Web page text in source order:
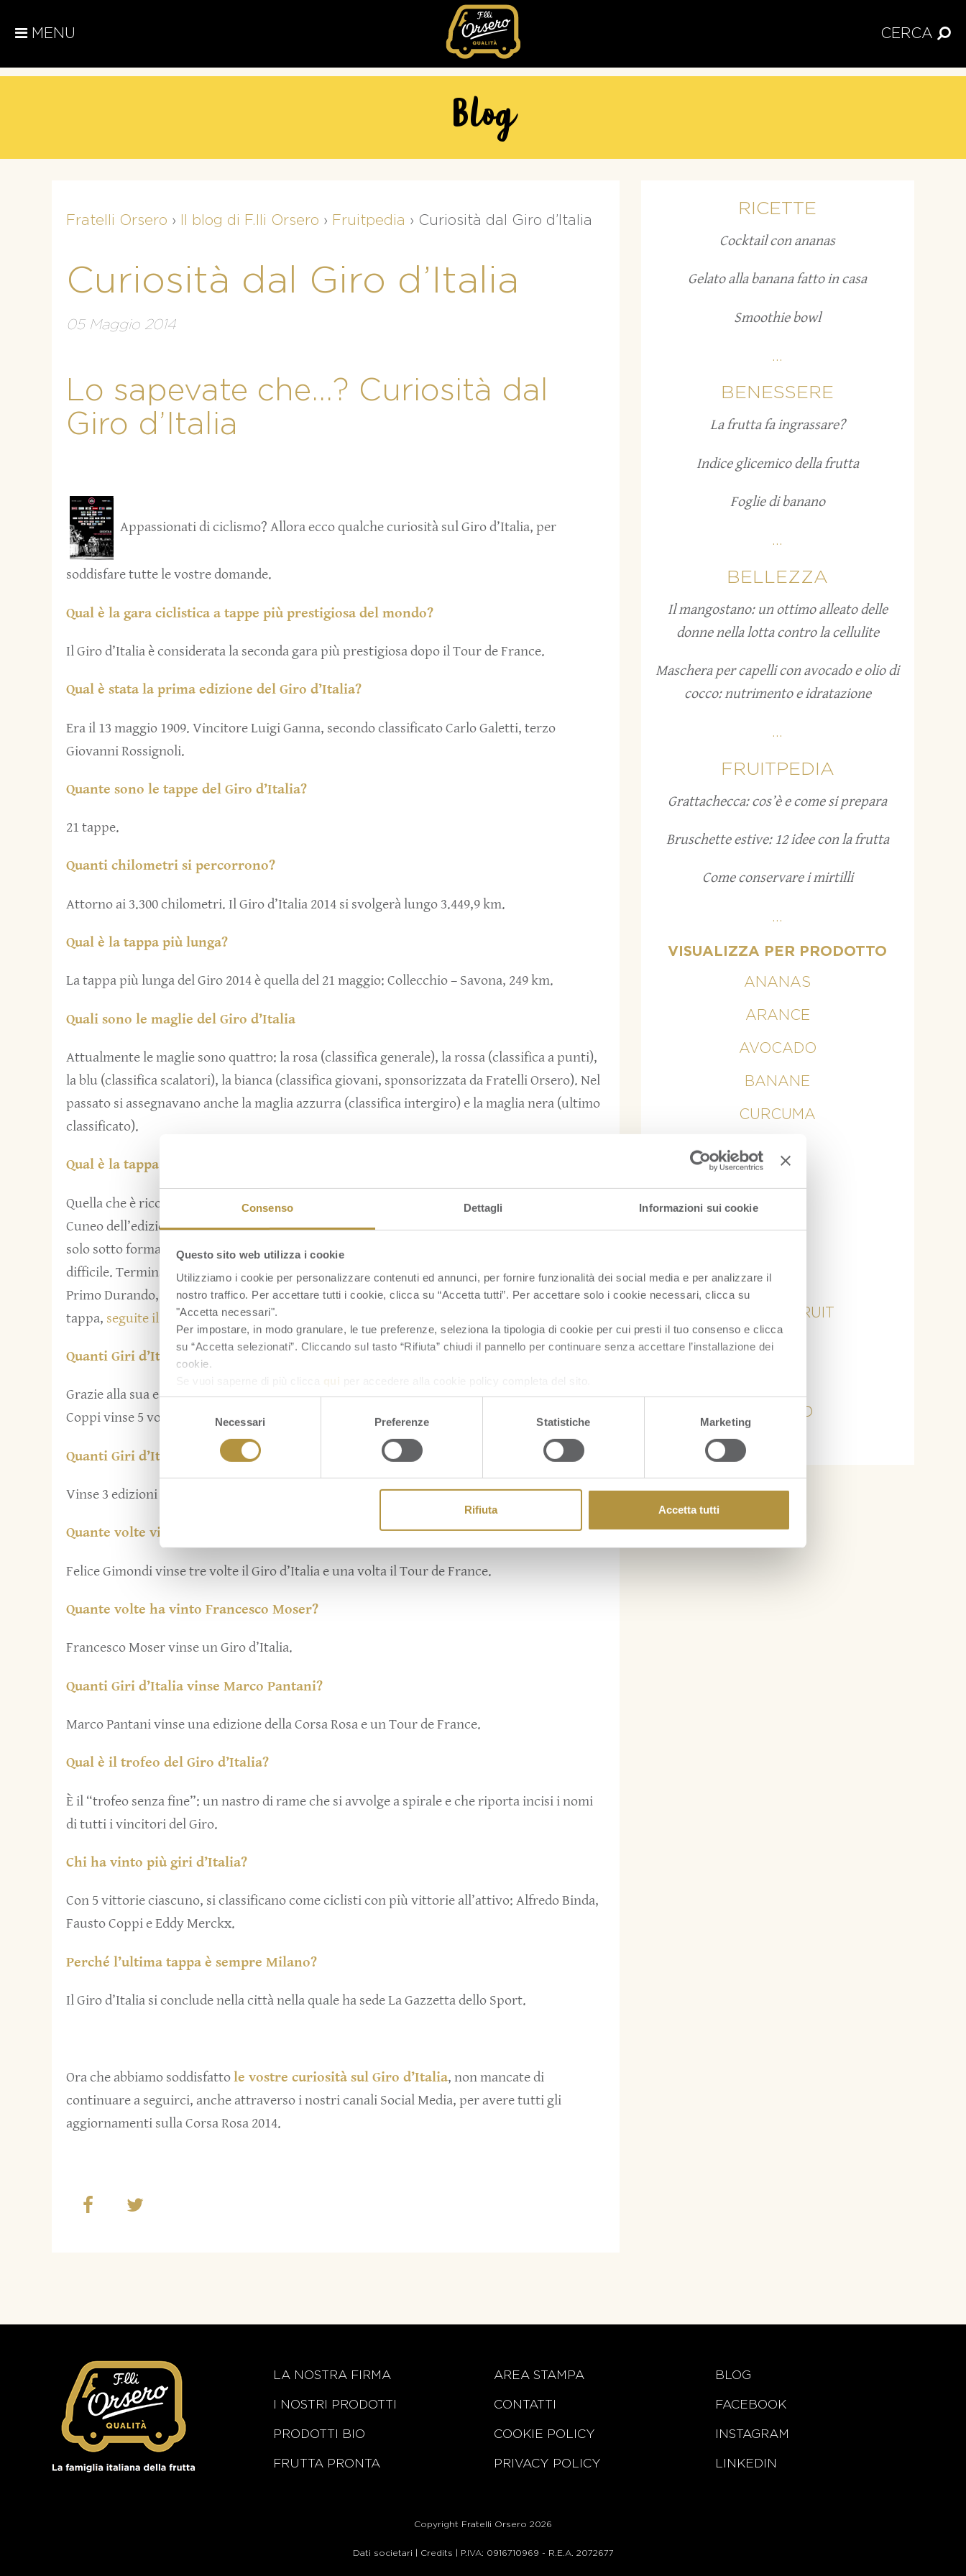
Consenso Dettagli Informazioni sui cookie
Questo sito web utilizza i cookie
Utilizziamo i cookie per personalizzare contenuti ed annunci, per fornire funzionalità dei social media e per analizzare il
nostro traffico. Per accettare tutti i cookie, clicca su “Accetta tutti”. Per accettare solo i cookie necessari, clicca su
"Accetta necessari".
Per impostare, in modo granulare, le tue preferenze, seleziona la tipologia di cookie per cui presti il tuo consenso e clicca
su “Accetta selezionati”. Cliccando sul tasto “Rifiuta” chiudi il pannello per continuare senza accettare l’installazione dei
cookie.
qui
del
Necessari Preferenze Statistiche Marketing
Rifiuta Accetta tutti
MENU CERCA
Blog
Fratelli Orsero › Il blog di F.lli Orsero › Fruitpedia › Curiosità dal Giro d’Italia
Curiosità dal Giro d’Italia
05 Maggio 2014
Lo sapevate che…? Curiosità dal
Giro d’Italia
Appassionati di ciclismo? Allora ecco qualche curiosità sul Giro d’Italia, per
soddisfare tutte le vostre domande.
Qual è la gara ciclistica a tappe più prestigiosa del mondo?
Il Giro d’Italia è considerata la seconda gara più prestigiosa dopo il Tour de France.
Qual è stata la prima edizione del Giro d’Italia?
Era il 13 maggio 1909. Vincitore Luigi Ganna, secondo classificato Carlo Galetti, terzo
Giovanni Rossignoli.
Quante sono le tappe del Giro d’Italia?
21 tappe.
Quanti chilometri si percorrono?
Attorno ai 3.300 chilometri. Il Giro d’Italia 2014 si svolgerà lungo 3.449,9 km.
Qual è la tappa più lunga?
La tappa più lunga del Giro 2014 è quella del 21 maggio: Collecchio – Savona, 249 km.
Quali sono le maglie del Giro d’Italia
Attualmente le maglie sono quattro: la rosa (classifica generale), la rossa (classifica a punti),
la blu (classifica scalatori), la bianca (classifica giovani, sponsorizzata da Fratelli Orsero). Nel
passato si assegnavano anche la maglia azzurra (classifica intergiro) e la maglia nera (ultimo
classificato).
Qual è la tappa più dura del Giro d’Italia?
Quella che è ricordata, nella storia del Giro d’Italia, come la tappa più dura è la Milano –
Cuneo dell’edizione 1914: 420 km nei quali si dovette affrontare il Sestriere. La sfida non fu
solo sotto forma di chilometri e salite: c’erano anche chiodi e nevischio a rendere la cosa più
difficile. Terminarono la tappa in 37 su 81 e tagliarono il traguardo spingendo la bici a piedi.
Primo Durando, secondo Ganna, terzo Calzolari. Se volete leggere il racconto di questa
tappa, seguite il link.
Quanti Giri d’Italia vinse Fausto Coppi?
Grazie alla sua estrema versatilità che lo rese un campione in tutte le specialità, Fausto
Coppi vinse 5 volte il Giro d’Italia e 2 volte il Tour de France.
Quanti Giri d’Italia vinse Gino Bartali?
Vinse 3 edizioni del Giro d’Italia e 2 Tour de France.
Quante volte vinse Felice Gimondi?
Felice Gimondi vinse tre volte il Giro d’Italia e una volta il Tour de France.
Quante volte ha vinto Francesco Moser?
Francesco Moser vinse un Giro d’Italia.
Quanti Giri d’Italia vinse Marco Pantani?
Marco Pantani vinse una edizione della Corsa Rosa e un Tour de France.
Qual è il trofeo del Giro d’Italia?
È il “trofeo senza fine”: un nastro di rame che si avvolge a spirale e che riporta incisi i nomi
di tutti i vincitori del Giro.
Chi ha vinto più giri d’Italia?
Con 5 vittorie ciascuno, si classificano come ciclisti con più vittorie all’attivo: Alfredo Binda,
Fausto Coppi e Eddy Merckx.
Perché l’ultima tappa è sempre Milano?
Il Giro d’Italia si conclude nella città nella quale ha sede La Gazzetta dello Sport.
Ora che abbiamo soddisfattole vostre curiosità sul Giro d’Italia, non mancate di
continuare a seguirci, anche attraverso i nostri canali Social Media, per avere tutti gli
aggiornamenti sulla Corsa Rosa 2014.
RICETTE
Cocktail con ananas
Gelato alla banana fatto in casa
Smoothie bowl
...
BENESSERE
La frutta fa ingrassare?
Indice glicemico della frutta
Foglie di banano
...
BELLEZZA
Il mangostano: un ottimo alleato delle
donne nella lotta contro la cellulite
Maschera per capelli con avocado e olio di
cocco: nutrimento e idratazione
...
FRUITPEDIA
Grattachecca: cos’è e come si prepara
Bruschette estive: 12 idee con la frutta
Come conservare i mirtilli
...
VISUALIZZA PER PRODOTTO
ANANAS
ARANCE
AVOCADO
BANANE
CURCUMA
KIWI
LIMONE
MELE
PASSION FRUIT
PAPAYA
ZENZERO
LA NOSTRA FIRMA
I NOSTRI PRODOTTI
PRODOTTI BIO
FRUTTA PRONTA
AREA STAMPA
CONTATTI
COOKIE POLICY
PRIVACY POLICY
BLOG
FACEBOOK
INSTAGRAM
LINKEDIN
Copyright Fratelli Orsero 2026
Dati societari Credits | P.IVA: 0916710969 - R.E.A. 2072677